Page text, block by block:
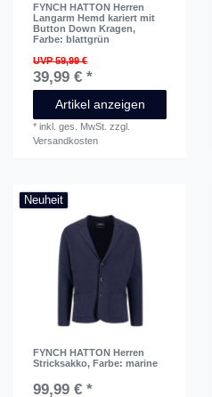
FYNCH HATTON Herren
Langarm Hemd kariert mit
Button Down Kragen,
Farbe: blattgrün
UVP 59,99 €
39,99 € *
Artikel anzeigen
*inkl. ges. MwSt. zzgl.
Versandkosten
Neuheit
FYNCH HATTON Herren
Stricksakko, Farbe: marine
99,99 € *